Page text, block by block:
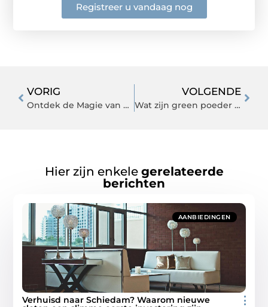
Registreer u vandaag nog
VORIG
Ontdek de Magie van Professionele Haarverzorging Thuis
VOLGENDE
Wat zijn green poeder supplementen?
Hier zijn enkele gerelateerde
berichten
AANBIEDINGEN
Verhuisd naar Schiedam? Waarom nieuwe